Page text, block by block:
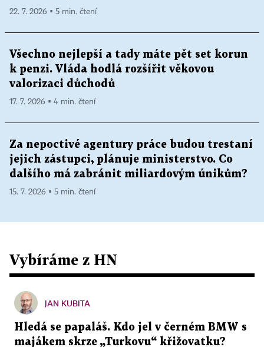
22. 7. 2026 ▪ 5 min. čtení
Všechno nejlepší a tady máte pět set korun
k penzi. Vláda hodlá rozšířit věkovou
valorizaci důchodů
17. 7. 2026 ▪ 4 min. čtení
Za nepoctivé agentury práce budou trestaní
jejich zástupci, plánuje ministerstvo. Co
dalšího má zabránit miliardovým únikům?
15. 7. 2026 ▪ 5 min. čtení
Vybíráme z HN
JAN KUBITA
Hledá se papaláš. Kdo jel v černém BMW s
majákem skrze „Turkovu“ křižovatku?